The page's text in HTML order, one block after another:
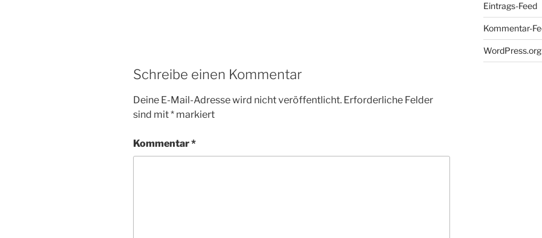
Schreibe einen Kommentar
Deine E-Mail-Adresse wird nicht veröffentlicht. Erforderliche Felder
sind mit* markiert
Kommentar*
Eintrags-Feed
Kommentar-
WordPress.org